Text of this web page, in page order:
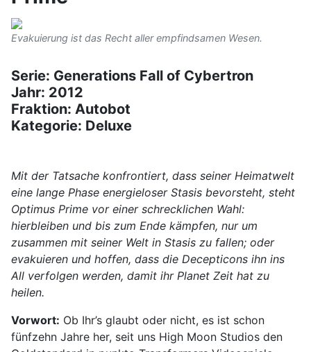
Evakuierung ist das Recht aller empfindsamen Wesen.
Serie: Generations Fall of Cybertron
Jahr: 2012
Fraktion: Autobot
Kategorie: Deluxe
Mit der Tatsache konfrontiert, dass seiner Heimatwelt
eine lange Phase energieloser Stasis bevorsteht, steht
Optimus Prime vor einer schrecklichen Wahl:
hierbleiben und bis zum Ende kämpfen, nur um
zusammen mit seiner Welt in Stasis zu fallen; oder
evakuieren und hoffen, dass die Decepticons ihn ins
All verfolgen werden, damit ihr Planet Zeit hat zu
heilen.
Vorwort: Ob Ihr’s glaubt oder nicht, es ist schon
fünfzehn Jahre her, seit uns High Moon Studios den